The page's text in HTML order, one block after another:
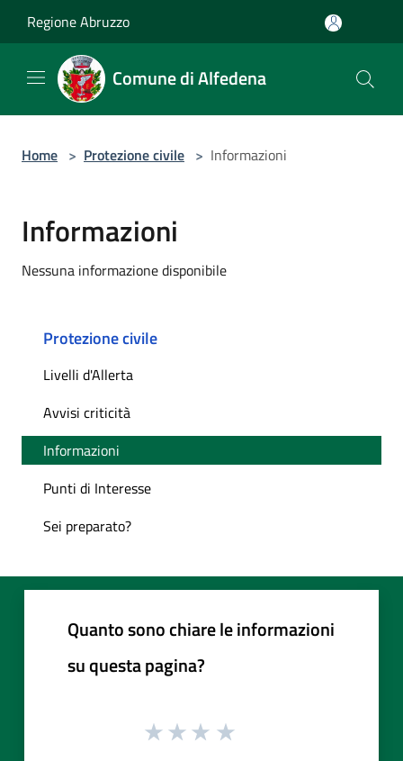
Regione Abruzzo
Comune di Alfedena
Home > Protezione civile > Informazioni
Informazioni
Nessuna informazione disponibile
Protezione civile
Livelli d'Allerta
Avvisi criticità
Informazioni
Punti di Interesse
Sei preparato?
Quanto sono chiare le informazioni
su questa pagina?